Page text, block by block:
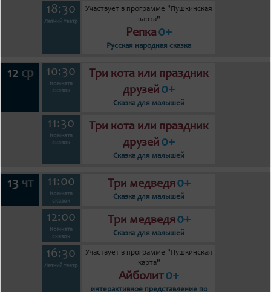
18:30
Летний театр
Участвует в программе "Пушкинская
карта"
Репка0+
Русская народная сказка
12ср 10:30
Комната
сказок
Три кота или праздник
друзей0+
Сказка для малышей
11:30
Комната
сказок
Три кота или праздник
друзей0+
Сказка для малышей
13 чт 11:00
Комната
сказок
Три медведя0+
Сказка для малышей
12:00
Комната
сказок
Три медведя0+
Сказка для малышей
16:30
Летний театр
Участвует в программе "Пушкинская
карта"
Айболит0+
интерактивное представление по